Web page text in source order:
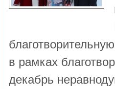
в рамках
декабрь